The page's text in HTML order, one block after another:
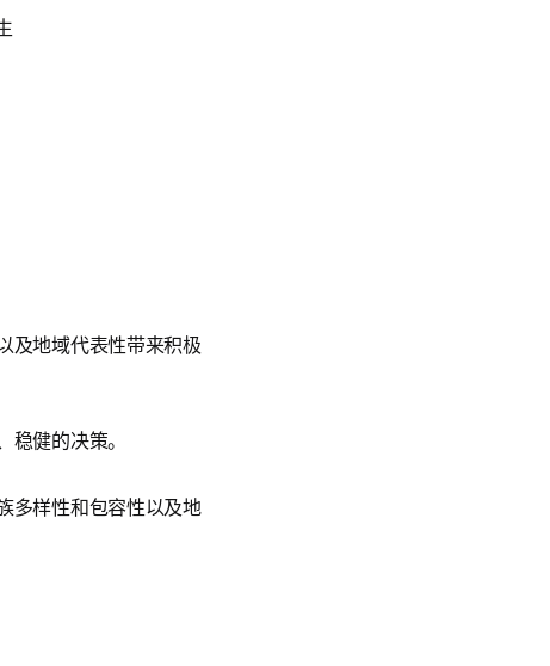
及地域代表性带来积极
健的决策。
多样性和包容性以及地